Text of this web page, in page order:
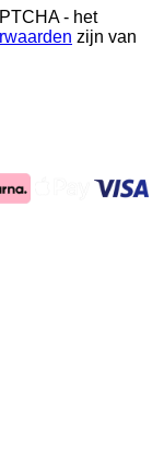
- het
zijn van